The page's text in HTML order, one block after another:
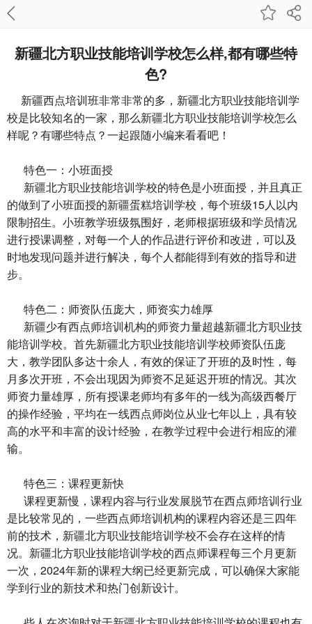
新疆北方职业技能培训学校怎么样,都有哪些特
色?
新疆西点培训班非常非常的多，新疆北方职业技能培训学
校是比较知名的一家，那么新疆北方职业技能培训学校怎么
样呢？有哪些特点？一起跟随小编来看看吧！
特色一：小班面授
新疆北方职业技能培训学校的特色是小班面授，并且真正
的做到了小班面授的新疆蛋糕培训学校 ，每个班级15人以内
限制招生。小班教学班级氛围好，老师根据班级和学员情况
进行授课调整，对每一个人的作品进行评价和改进，可以及
时地发现问题并进行解决，每个人都能得到有效的指导和进
步。
特色二：师资队伍庞大，师资实力雄厚
新疆少有西点师培训机构的师资力量超越新疆北方职业技
能培训学校。首先新疆北方职业技能培训学校师资队伍庞
大，教学团队多达十余人，有效的保证了开班的及时性，每
月多次开班，不会出现因为师资不足延迟开班的情况。其次
师资力量雄厚，所有授课老师均有多年的一线为高级西餐厅
的操作经验，平均在一线西点师岗位从业七年以上，具有较
高的水平和丰富的设计经验，在教学过程中会进行相应的灌
输。
特色三：课程更新快
课程更新慢，课程内容与行业发展脱节在西点师培训行业
是比较常见的，一些西点师培训机构的课程内容还是三四年
前的技术， 新疆北方职业技能培训学校不会存在这样的情
况。新疆北方职业技能培训学校的西点师课程每三个月更新
一次，2024年新的课程大纲已经更新完成，可以确保大家能
学到行业的新技术和热门创新设计。